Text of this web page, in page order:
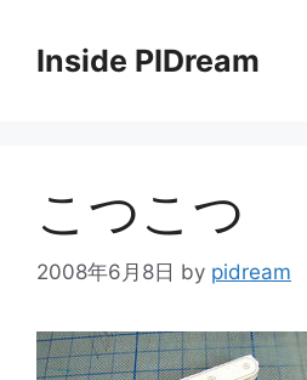
Inside PIDream
こつこつ
2008年6月8日 by pidream